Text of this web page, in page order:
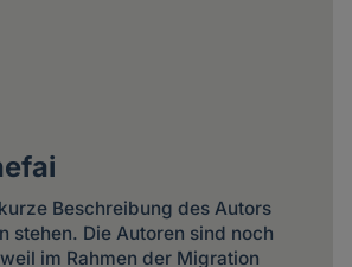
Beschreibung des Autors
stehen. Die Autoren sind noch
im Rahmen der Migration